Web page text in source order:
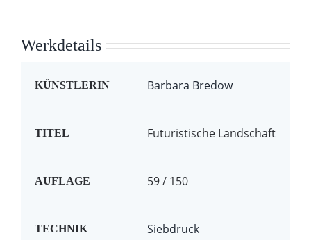
Werkdetails
KÜNSTLERIN Barbara Bredow
TITEL Futuristische Landschaft
AUFLAGE 59 / 150
TECHNIK Siebdruck